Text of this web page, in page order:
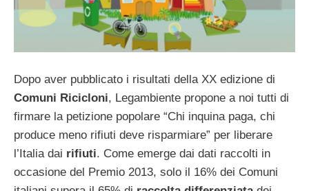
Dopo aver pubblicato i risultati della XX edizione di
Comuni Ricicloni, Legambiente propone a noi tutti di
firmare la petizione popolare “Chi inquina paga, chi
produce meno rifiuti deve risparmiare” per liberare
l’Italia dai rifiuti. Come emerge dai dati raccolti in
occasione del Premio 2013, solo il 16% dei Comuni